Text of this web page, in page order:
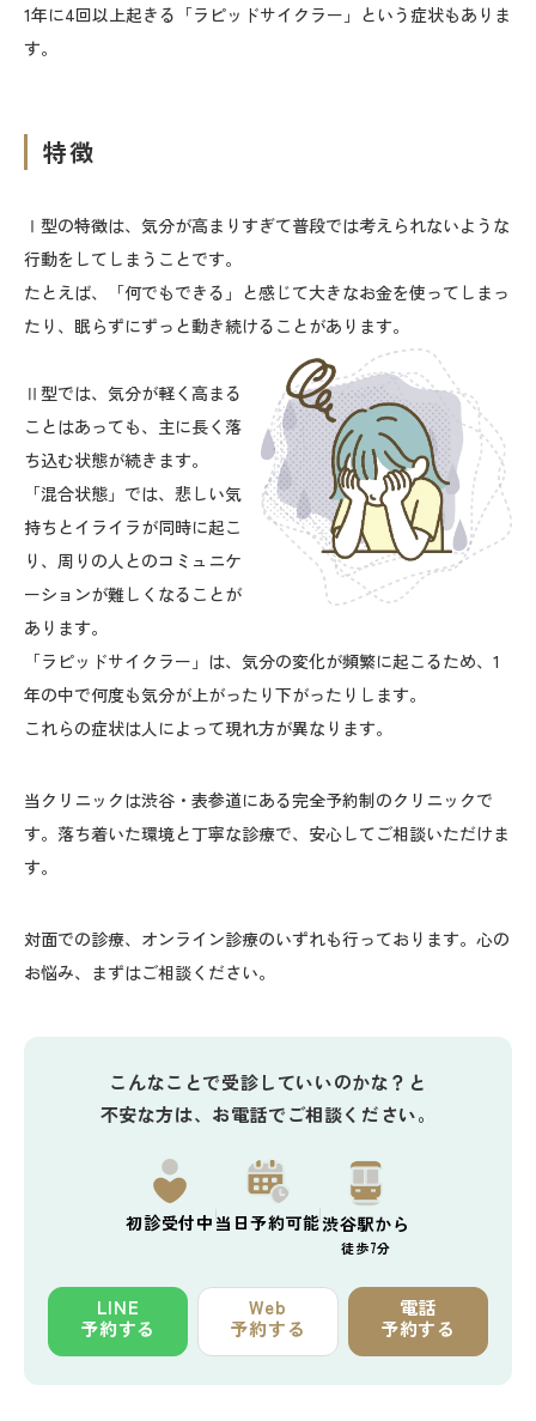
1年に4回以上起きる「ラピッドサイクラー」という症状もありま
す。
特徴
Ⅰ型の特徴は、気分が高まりすぎて普段では考えられないような
行動をしてしまうことです。
たとえば、「何でもできる」と感じて大きなお金を使ってしまっ
たり、眠らずにずっと動き続けることがあります。
Ⅱ型では、気分が軽く高まる
ことはあっても、主に長く落
ち込む状態が続きます。
「混合状態」では、悲しい気
持ちとイライラが同時に起こ
り、周りの人とのコミュニケ
ーションが難しくなることが
あります。
「ラピッドサイクラー」は、気分の変化が頻繁に起こるため、1
年の中で何度も気分が上がったり下がったりします。
これらの症状は人によって現れ方が異なります。
当クリニックは渋谷・表参道にある完全予約制のクリニックで
す。落ち着いた環境と丁寧な診療で、安心してご相談いただけま
す。
対面での診療、オンライン診療のいずれも行っております。心の
お悩み、まずはご相談ください。
初診受付中当日予約可能渋谷駅から
徒歩7分
LINE
予約する
Web
予約する
電話
予約する
こんなことで受診していいのかな？と
不安な方は、お電話でご相談ください。